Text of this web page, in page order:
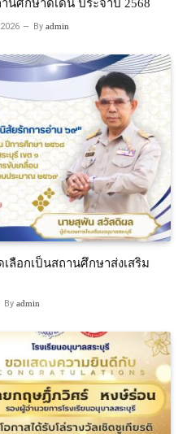
นศึกษาดีเด่น ประจำปี 2568
By admin
ลือกเป็นสถานศึกษาส่งเสริม
By admin